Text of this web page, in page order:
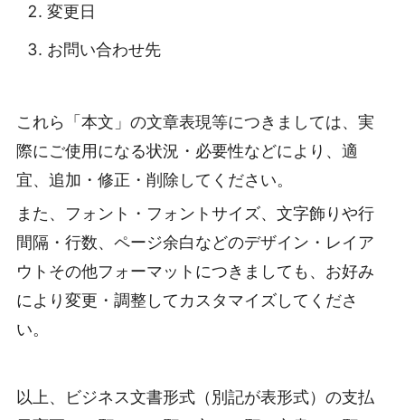
変更日
お問い合わせ先
これら「本文」の文章表現等につきましては、実
際にご使用になる状況・必要性などにより、適
宜、追加・修正・削除してください。
また、フォント・フォントサイズ、文字飾りや行
間隔・行数、ページ余白などのデザイン・レイア
ウトその他フォーマットにつきましても、お好み
により変更・調整してカスタマイズしてくださ
い。
以上、ビジネス文書形式（別記が表形式）の支払